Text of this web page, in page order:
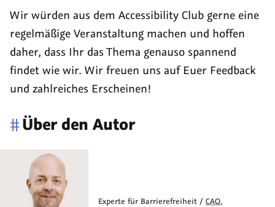
Wir würden aus dem Accessibility Club gerne eine
regelmäßige Veranstaltung machen und hoffen
daher, dass Ihr das Thema genauso spannend
findet wie wir. Wir freuen uns auf Euer Feedback
und zahlreiches Erscheinen!
#Über den Autor
Experte für Barrierefreiheit / CAO,